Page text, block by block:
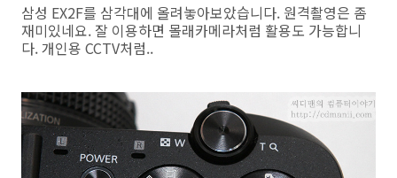
삼성 EX2F를 삼각대에 올려놓아보았습니다. 원격촬영은 좀
재미있네요. 잘 이용하면 몰래카메라처럼 활용도 가능합니
다. 개인용 CCTV처럼..